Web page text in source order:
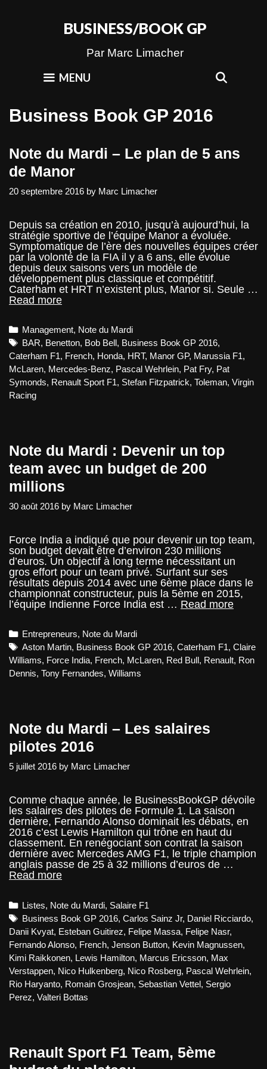
BUSINESS/BOOK GP
Par Marc Limacher
MENU
Business Book GP 2016
Note du Mardi – Le plan de 5 ans
de Manor
20 septembre 2016 by Marc Limacher
Depuis sa création en 2010, jusqu’à aujourd’hui, la
stratégie sportive de l’équipe Manor a évoluée.
Symptomatique de l’ère des nouvelles équipes créer
par la volonté de la FIA il y a 6 ans, elle évolue
depuis deux saisons vers un modèle de
développement plus classique et compétitif.
Caterham et HRT n’existent plus, Manor si. Seule …
Read moreNote
–
Le
plan
de
5
ans
Categories
Management, Note du Mardi
Tags
BAR, Benetton, Bob Bell, Business Book GP 2016,
Caterham F1, French, Honda, HRT, Manor GP, Marussia F1,
McLaren, Mercedes-Benz, Pascal Wehrlein, Pat Fry, Pat
Symonds, Renault Sport F1, Stefan Fitzpatrick, Toleman, Virgin
Racing
Note du Mardi : Devenir un top
team avec un budget de 200
millions
30 août 2016 by Marc Limacher
Force India a indiqué que pour devenir un top team,
son budget devait être d’environ 230 millions
d’euros. Un objectif à long terme nécessitant un
gros effort pour un team privé. Surfant sur ses
résultats depuis 2014 avec une 6ème place dans le
championnat constructeur, puis la 5ème en 2015,
l’équipe Indienne Force India est … Read moreNote
un
top
Categories
Entrepreneurs, Note du Mardi
Tags
Aston Martin, Business Book GP 2016,Caterham F1,Claire
Williams, Force India, French, McLaren, Red Bull , Renault, Ron
Dennis, Tony Fernandes, Williams
Note du Mardi – Les salaires
pilotes 2016
5 juillet 2016 by Marc Limacher
Comme chaque année, le BusinessBookGP dévoile
les salaires des pilotes de Formule 1. La saison
dernière, Fernando Alonso dominait les débats, en
2016 c’est Lewis Hamilton qui trône en haut du
classement. En renégociant son contrat la saison
dernière avec Mercedes AMG F1, le triple champion
anglais passe de 25 à 32 millions d’euros de …
Read moreNote
–
Les
salaires
pilotes
2016
Categories
Listes, Note du Mardi, Salaire F1
Tags
Business Book GP 2016,Carlos Sainz Jr, Daniel Ricciardo,
Danii Kvyat, Esteban Guitirez, Felipe Massa, Felipe Nasr,
Fernando Alonso, French, Jenson Button, Kevin Magnussen,
Kimi Raikkonen, Lewis Hamilton, Marcus Ericsson, Max
Verstappen, Nico Hulkenberg, Nico Rosberg, Pascal Wehrlein,
Rio Haryanto, Romain Grosjean, Sebastian Vettel, Sergio
Perez, Valteri Bottas
Renault Sport F1 Team, 5ème